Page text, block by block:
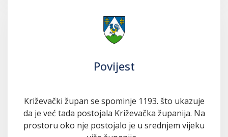
Povijest
Križevački župan se spominje 1193. što ukazuje
da je već tada postojala Križevačka županija. Na
prostoru oko nje postojalo je u srednjem vijeku